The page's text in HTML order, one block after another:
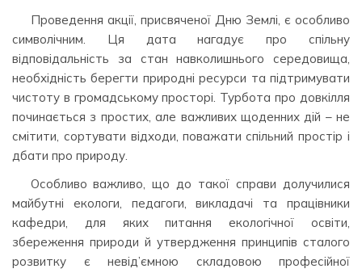
Проведення акції, присвяченої Дню Землі, є особливо
символічним. Ця дата нагадує про спільну
відповідальність за стан навколишнього середовища,
необхідність берегти природні ресурси та підтримувати
чистоту в громадському просторі. Турбота про довкілля
починається з простих, але важливих щоденних дій – не
смітити, сортувати відходи, поважати спільний простір і
дбати про природу.
Особливо важливо, що до такої справи долучилися
майбутні екологи, педагоги, викладачі та працівники
кафедри, для яких питання екологічної освіти,
збереження природи й утвердження принципів сталого
розвитку є невід’ємною складовою професійної